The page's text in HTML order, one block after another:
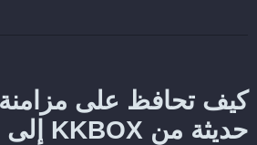
كيف تحافظ على
حديثة من KKBOX إلى Jellyfin؟